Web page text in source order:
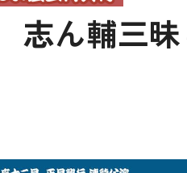
ん輔三昧